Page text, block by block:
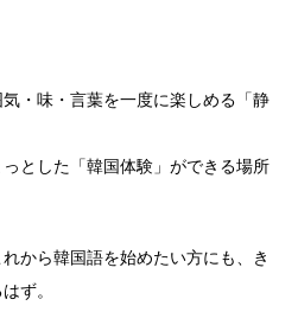
・味・言葉を一度に楽しめる「静
とした「韓国体験」ができる場所
から韓国語を始めたい方にも、き
ず。